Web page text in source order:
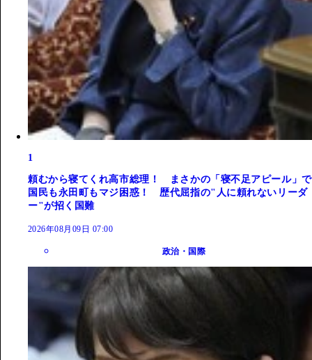
1
頼むから寝てくれ高市総理！ まさかの「寝不足アピール」で
国民も永田町もマジ困惑！ 歴代屈指の"人に頼れないリーダ
ー"が招く国難
2026年08月09日 07:00
政治・国際